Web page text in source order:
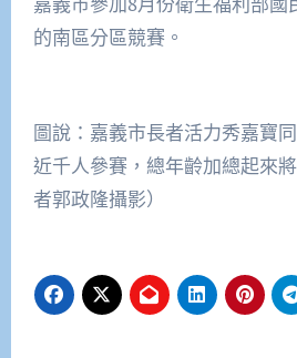
的南區分區競賽。
圖說：嘉義市長者活力秀嘉寶
近千人參賽，總年齡加總起來
者郭政隆攝影）